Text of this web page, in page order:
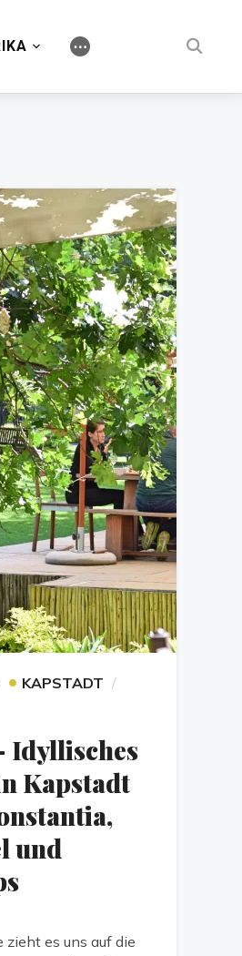
⋯
• KAPSTADT
Idyllisches
Kapstadt
und
zieht es uns auf die